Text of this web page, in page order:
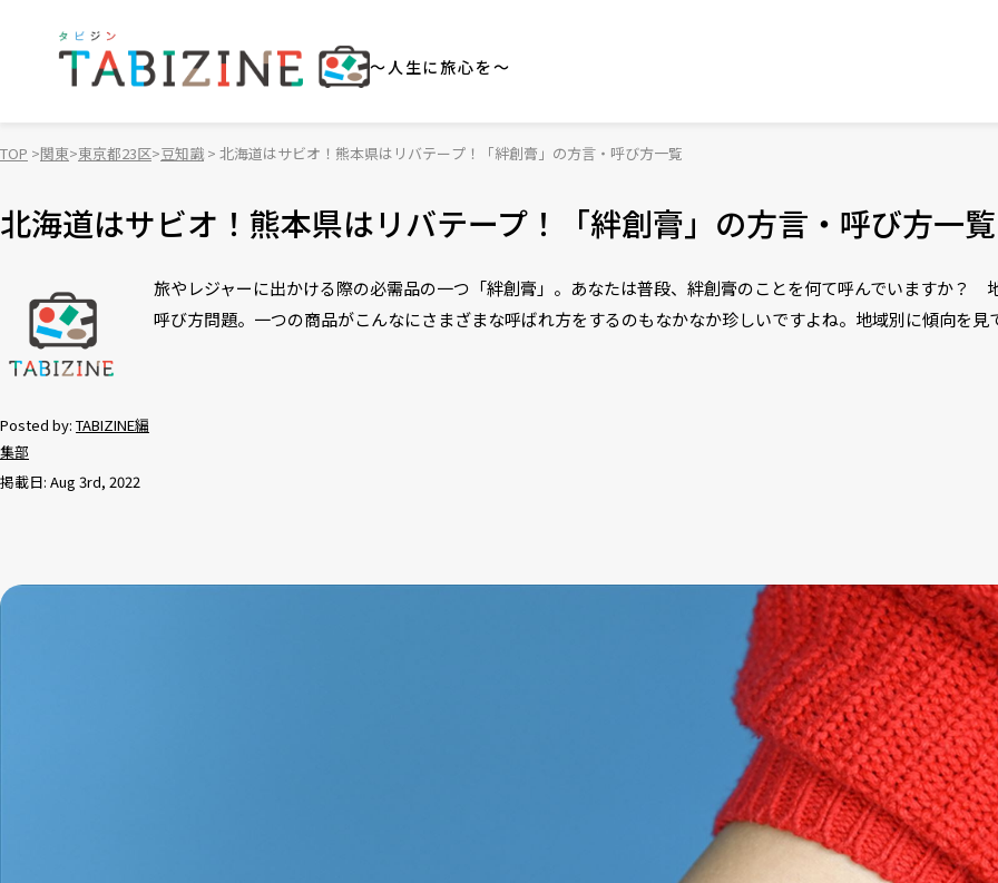
～人生に旅心を～
TOP 関東 東京都23区 豆知識 北海道はサビオ！熊本県はリバテープ！「絆創膏」の方言・呼び方一覧
北海道はサビオ！熊本県はリバテープ！「絆創膏」の方言・呼び方一覧
Posted by: TABIZINE編
集部
掲載日: Aug 3rd, 2022
旅やレジャーに出かける際の必需品の一つ「絆創膏」。あなたは普段、絆創膏のことを何て呼んでいますか？
呼び方問題。一つの商品がこんなにさまざまな呼ばれ方をするのもなかなか珍しいですよね。地域別に傾向を見